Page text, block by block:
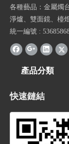
各種藝品：金屬燭
淨爐、雙面鏡、檯
統一編號 :
產品分類
快速鏈結